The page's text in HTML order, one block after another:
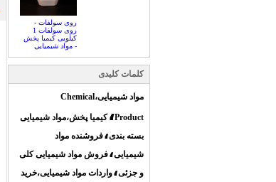
روی سولفات -
روی سولفات 1
کیلویی کیمیا پخش
- مواد شیمیایی
کلمات کلیدی
مواد شیمیایی،Chemical
Product،کیمیا پخش،مواد شیمیایی
بسته بندی،فروشنده مواد
شیمیایی،فروش مواد شیمیایی کلی
و جزئی،واردات مواد شیمیایی،خرید